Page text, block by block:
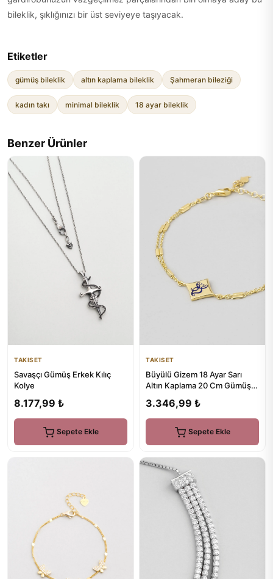
bileklik, şıklığınızı bir üst seviyeye taşıyacak.
Etiketler
gümüş bileklik altın kaplama bileklik Şahmeran bileziği
kadın takı minimal bileklik 18 ayar bileklik
Benzer Ürünler
TAKISET
Savaşçı Gümüş Erkek Kılıç
Kolye
8.177,99 ₺
Sepete Ekle
TAKISET
Büyülü Gizem 18 Ayar Sarı
Altın Kaplama 20 Cm Gümüş
3.346,99 ₺
Sepete Ekle